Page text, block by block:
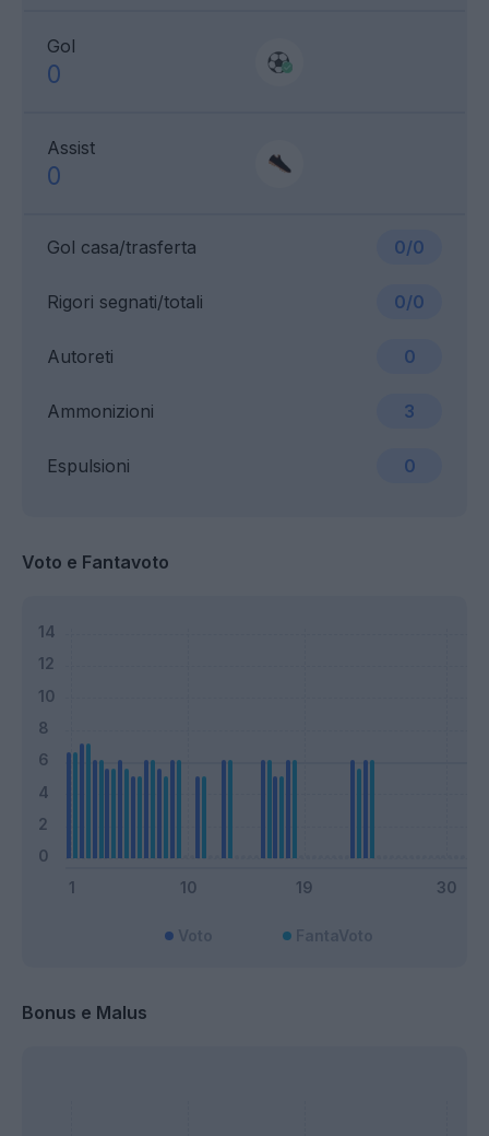
Gol
0
Assist
0
Gol casa/trasferta 0/0
Ammonizioni 3
Rigori segnati/totali 0/0
Espulsioni 0
Autoreti 0
Voto e Fantavoto
Bonus e Malus